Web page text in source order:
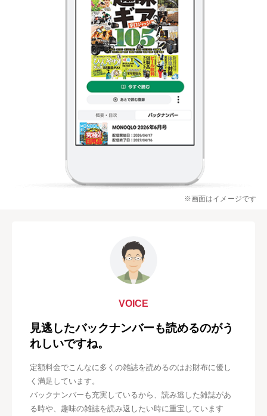
※画面はイメージです
VOICE
見逃したバックナンバーも読めるのがう
れしいですね。
定額料金でこんなに多くの雑誌を読めるのはお財布に優し
く満足しています。
バックナンバーも充実しているから、読み逃した雑誌があ
る時や、趣味の雑誌を読み返したい時に重宝しています